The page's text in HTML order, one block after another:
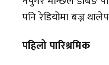
पनि रेडियोमा बज्न
पहिलो पारिश्रमिक